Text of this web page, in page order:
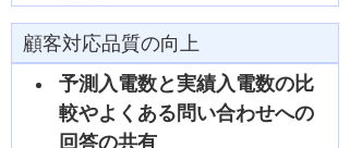
顧客対応品質の向上
予測入電数と実績入電数の比
較やよくある問い合わせへの
回答の共有